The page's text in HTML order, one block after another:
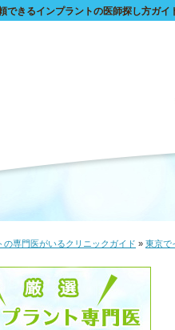
できるインプラントの医師探し方ガイ
の専門医がいるクリニックガイド » 東京で